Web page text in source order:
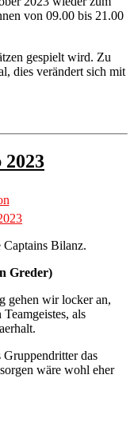
von 09.00 bis 21.00
gespielt wird. Zu
dies verändert sich mit
Captains Bilanz.
Greder)
gehen wir locker an,
als
das
wäre wohl eher